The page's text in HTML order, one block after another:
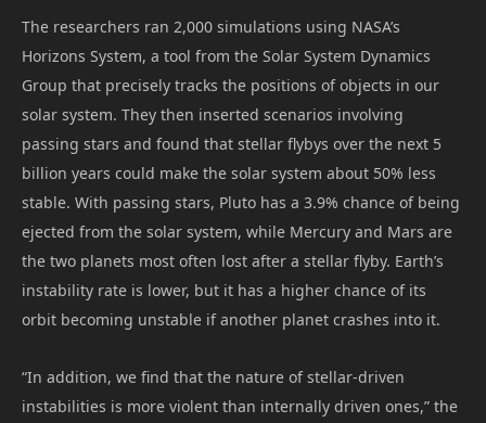
The researchers ran 2,000 simulations using NASA’s
Horizons System, a tool from the Solar System Dynamics
Group that precisely tracks the positions of objects in our
solar system. They then inserted scenarios involving
passing stars and found that stellar flybys over the next 5
billion years could make the solar system about 50% less
stable. With passing stars, Pluto has a 3.9% chance of being
ejected from the solar system, while Mercury and Mars are
the two planets most often lost after a stellar flyby. Earth’s
instability rate is lower, but it has a higher chance of its
orbit becoming unstable if another planet crashes into it.
“In addition, we find that the nature of stellar-driven
instabilities is more violent than internally driven ones,” the